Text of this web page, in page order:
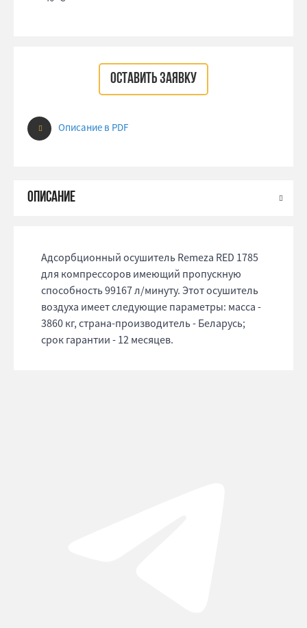
ОСТАВИТЬ ЗАЯВКУ
Описание в PDF
Адсорбционный осушитель Remeza RED 1785
для компрессоров имеющий пропускную
способность 99167 л/минуту. Этот осушитель
воздуха имеет следующие параметры: масса -
3860 кг, страна-производитель - Беларусь;
срок гарантии - 12 месяцев.